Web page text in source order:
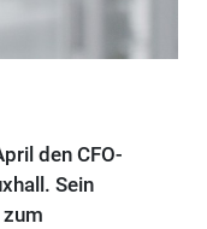
den CFO-
Sein